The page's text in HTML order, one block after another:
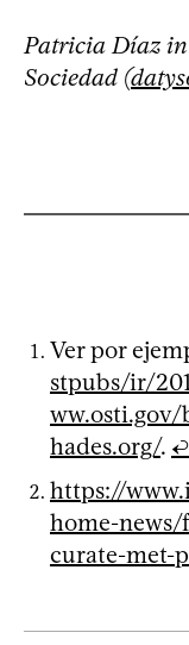
Patricia Díaz
Sociedad (
Ver por
stpubs/ir/
hades.org/. ↩
https://
home-
curate-met-